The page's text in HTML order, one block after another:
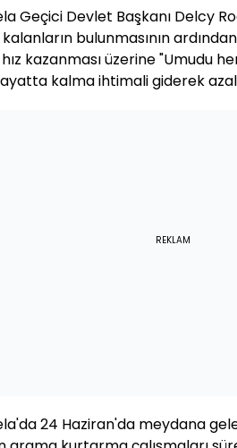
Geçici Devlet Başkanı Delcy
bulunmasının
kazanması üzerine "Umudu
kalma ihtimali giderek
REKLAM
24 Haziran'da meydana